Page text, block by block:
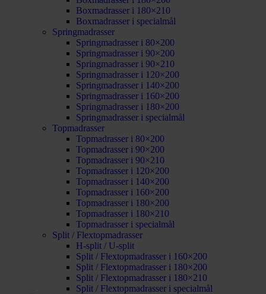
Boxmadrasser i 180×210
Boxmadrasser i specialmål
Springmadrasser
Springmadrasser i 80×200
Springmadrasser i 90×200
Springmadrasser i 90×210
Springmadrasser i 120×200
Springmadrasser i 140×200
Springmadrasser i 160×200
Springmadrasser i 180×200
Springmadrasser i specialmål
Topmadrasser
Topmadrasser i 80×200
Topmadrasser i 90×200
Topmadrasser i 90×210
Topmadrasser i 120×200
Topmadrasser i 140×200
Topmadrasser i 160×200
Topmadrasser i 180×200
Topmadrasser i 180×210
Topmadrasser i specialmål
Split / Flextopmadrasser
H-split / U-split
Split / Flextopmadrasser i 160×200
Split / Flextopmadrasser i 180×200
Split / Flextopmadrasser i 180×210
Split / Flextopmadrasser i specialmål